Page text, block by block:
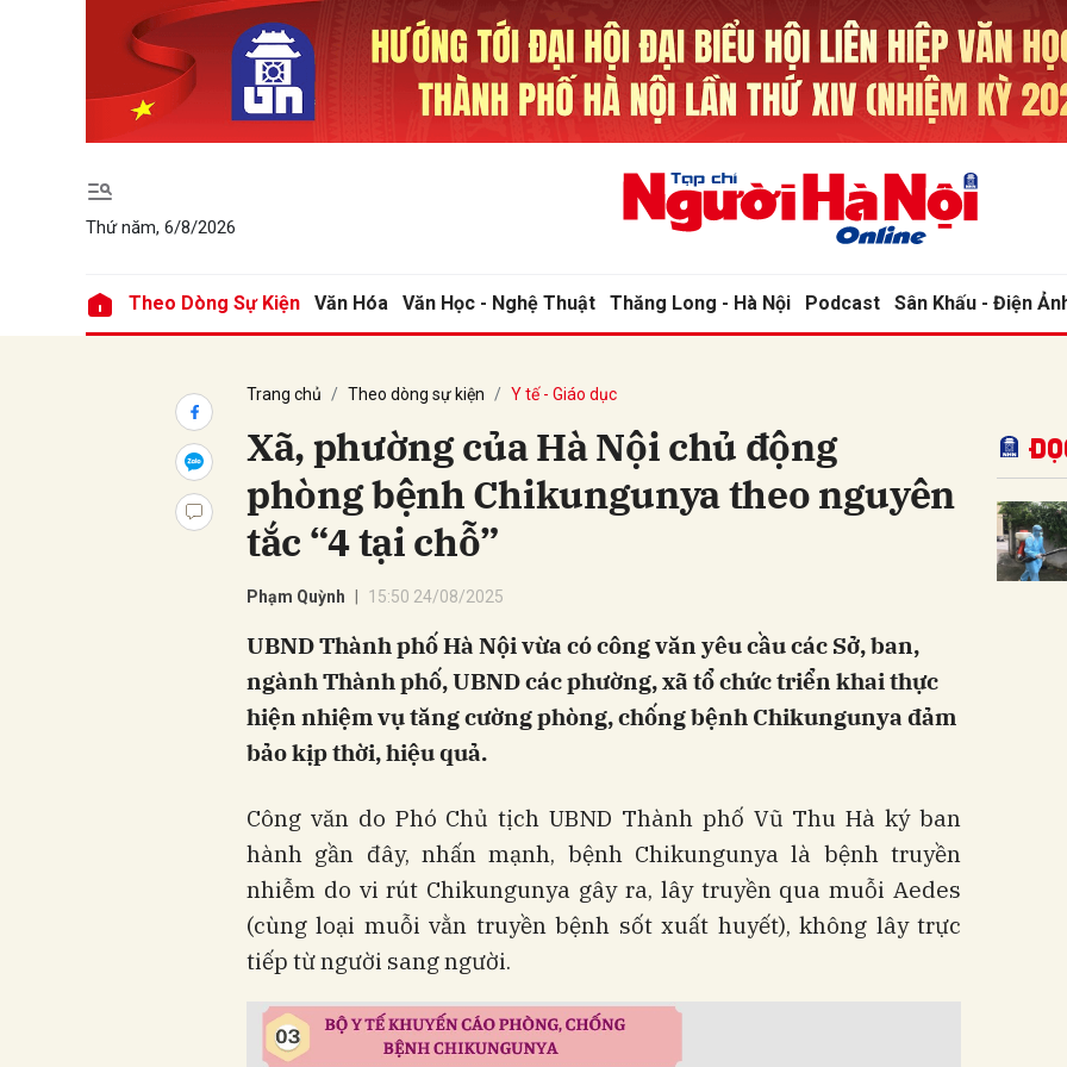
Thứ năm, 6/8/2026
Theo Dòng Sự Kiện Văn Hóa Văn Học - Nghệ Thuật Thăng Long - Hà Nội Podcast Sân Khấu - Điện
Trang chủ Theo dòng sự kiện Y tế - Giáo dục
Xã, phường của Hà Nội chủ động
phòng bệnh Chikungunya theo nguyên
tắc “4 tại chỗ”
Phạm Quỳnh 15:50 24/08/2025
UBND Thành phố Hà Nội vừa có công văn yêu cầu các Sở, ban,
ngành Thành phố, UBND các phường, xã tổ chức triển khai thực
hiện nhiệm vụ tăng cường phòng, chống bệnh Chikungunya đảm
bảo kịp thời, hiệu quả.
Công văn do Phó Chủ tịch UBND Thành phố Vũ Thu Hà ký ban
hành gần đây, nhấn mạnh, bệnh Chikungunya là bệnh truyền
nhiễm do vi rút Chikungunya gây ra, lây truyền qua muỗi Aedes
(cùng loại muỗi vằn truyền bệnh sốt xuất huyết), không lây trực
tiếp từ người sang người.
Gửi bình luận